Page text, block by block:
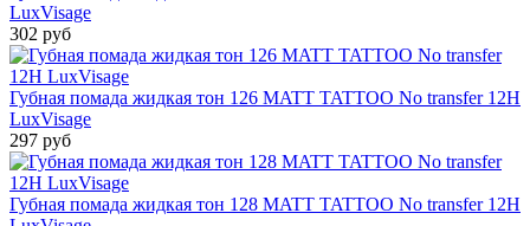
LuxVisage
302 руб
Губная помада жидкая тон 126 MATT TATTOO No transfer 12H
LuxVisage
297 руб
Губная помада жидкая тон 128 MATT TATTOO No transfer 12H